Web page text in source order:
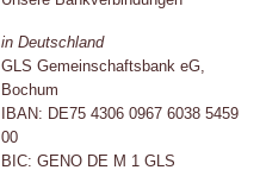
in Deutschland
GLS Gemeinschaftsbank eG,
Bochum
IBAN: DE75 4306 0967 6038 5459
00
BIC: GENO DE M 1 GLS